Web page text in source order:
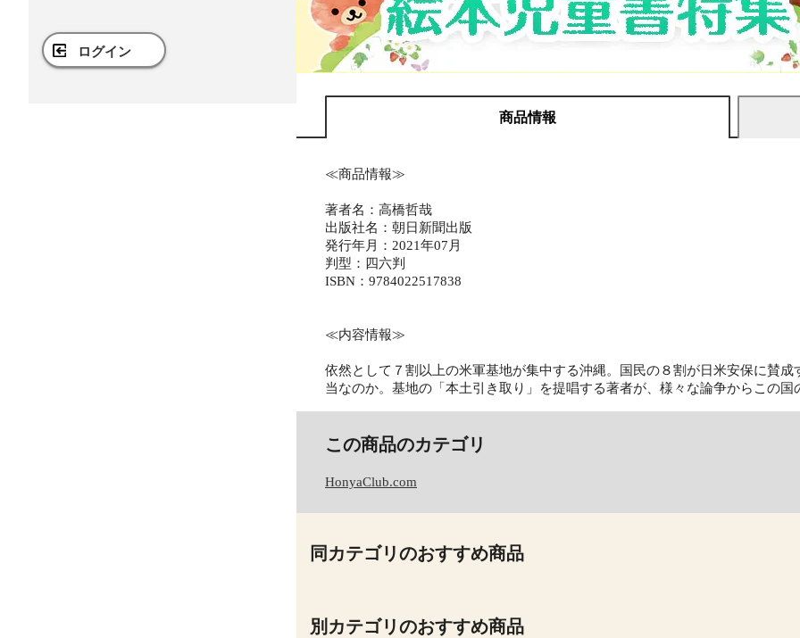
ログイン
商品情報
≪商品情報≫
著者名：高橋哲哉
出版社名：朝日新聞出版
発行年月：2021年07月
判型：四六判
ISBN：9784022517838
≪内容情報≫
依然として７割以上の米軍基地が集中する沖縄。国民の８割が日米安保に賛
当なのか。基地の「本土引き取り」を提唱する著者が、様々な論争からこの国
この商品のカテゴリ
HonyaClub.com
同カテゴリのおすすめ商品
別カテゴリのおすすめ商品